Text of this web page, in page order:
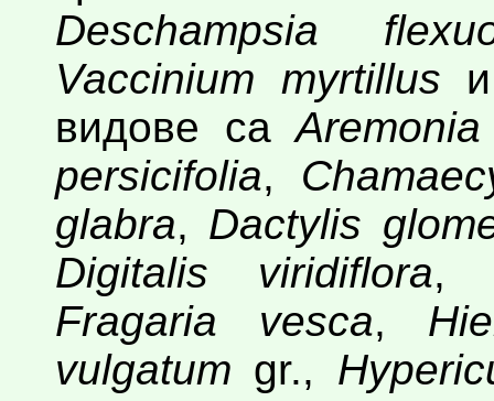
Deschampsia
Vaccinium myrtillus
видове са
persicifolia,
glabra, Dactylis
Digitalis viridiflora
Fragaria vesca,
vulgatum gr.,